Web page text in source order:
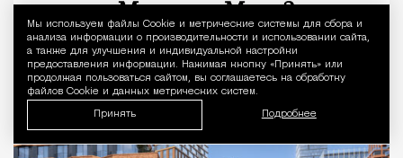
Уведомление
Мы используем файлы Сookie и метрические системы для сбора и
анализа информации о производительности и использовании сайта,
а также для улучшения и индивидуальной настройки
предоставления информации. Нажимая кнопку «Принять» или
продолжая пользоваться сайтом, вы соглашаетесь на обработку
файлов Cookie и данных метрических систем.
Принять Подробнее
фитнес-студию, многофункциональное арт-
пространство и двухуровневую «игровую» для
детей. А снаружи, через свой тихий вход, будет
легендарный парк со всем его курортным
хозяйством.